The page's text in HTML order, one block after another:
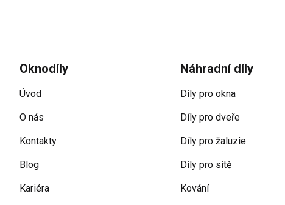
Zápatí
Oknodíly
Úvod
O nás
Kontakty
Blog
Kariéra
Náhradní díly
Díly pro okna
Díly pro dveře
Díly pro žaluzie
Díly pro sítě
Kování